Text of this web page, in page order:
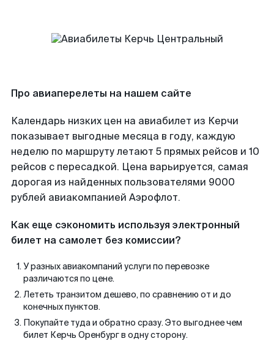
Про авиаперелеты на нашем сайте
Календарь низких цен на авиабилет из Керчи
показывает выгодные месяца в году, каждую
неделю по маршруту летают 5 прямых рейсов и 10
рейсов с пересадкой. Цена варьируется, самая
дорогая из найденных пользователями 9000
рублей авиакомпанией Аэрофлот.
Как еще сэкономить используя электронный
билет на самолет без комиссии?
У разных авиакомпаний услуги по перевозке
различаются по цене.
Лететь транзитом дешево, по сравнению от и до
конечных пунктов.
Покупайте туда и обратно сразу. Это выгоднее чем
билет Керчь Оренбург в одну сторону.